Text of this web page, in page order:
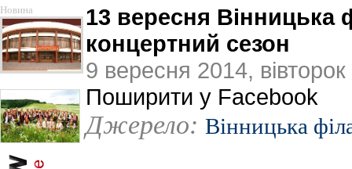
Новина
13 вересня Вінницька
концертний сезон
9 вересня 2014, вівторок
Поширити у Facebook
Джерело: Вінницька